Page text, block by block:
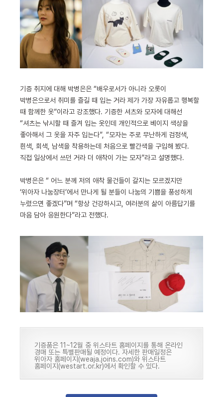
기증 취지에 대해 박병은은 “배우로서가 아니라 오롯이
박병은으로서 취미를 즐길 때 입는 거라 제가 가장 자유롭고 행복할
때 함께한 옷”이라고 강조했다. 기증한 셔츠와 모자에 대해선
“셔츠는 낚시할 때 즐겨 입는 옷인데 개인적으로 베이지 색상을
좋아해서 그 옷을 자주 입는다”, “모자는 주로 무난하게 검정색,
흰색, 회색, 남색을 착용하는데 처음으로 빨간색을 구입해 봤다.
직접 일상에서 쓰던 거라 더 애착이 가는 모자”라고 설명했다.
박병은은 “ 어느 분께 저의 애착 물건들이 갈지는 모르겠지만
‘위아자 나눔장터’에서 만나게 될 분들이 나눔의 기쁨을 풍성하게
누렸으면 좋겠다”며 “항상 건강하시고, 여러분의 삶이 아름답기를
마음 담아 응원한다”라고 전했다.
기증품은 11~12월 중 위스타트 홈페이지를 통해 온라인
경매 또는 특별판매될 예정이다. 자세한 판매일정은
위아자 홈페이지(weaja.joins.com)와 위스타트
홈페이지(westart.or.kr)에서 확인할 수 있다.